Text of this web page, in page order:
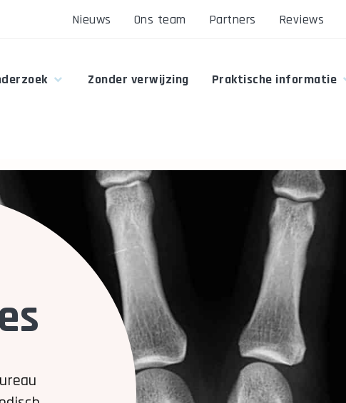
Nieuws Ons team Partners Reviews
Zonder verwijzing Praktische informatie